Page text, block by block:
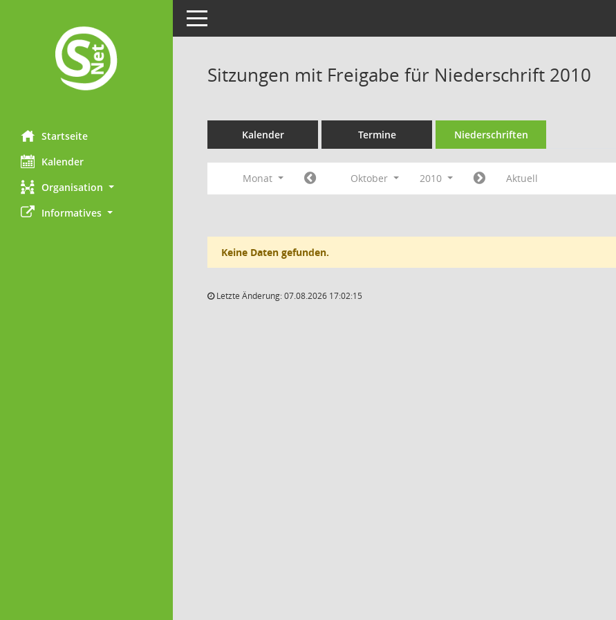
Startseite
Kalender
Organisation
Informatives
Toggle navigation
Sitzungen mit Freigabe für Niederschrift 2010
Kalender Termine Niederschriften
Monat Oktober 2010 Aktuell
Keine Daten gefunden.
Letzte Änderung: 07.08.2026 17:02:15